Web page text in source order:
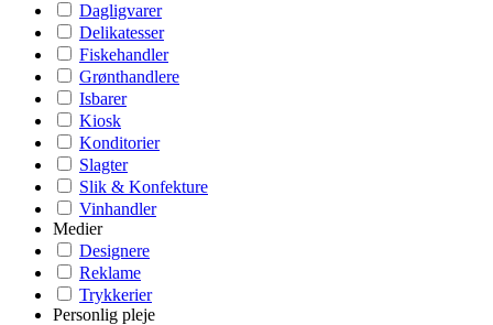
Dagligvarer
Delikatesser
Fiskehandler
Grønthandlere
Isbarer
Kiosk
Konditorier
Slagter
Slik & Konfekture
Vinhandler
Medier
Designere
Reklame
Trykkerier
Personlig pleje